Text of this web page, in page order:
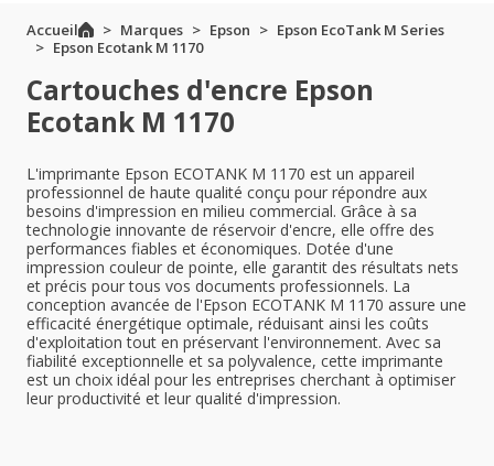
Accueil Marques Epson
Epson EcoTank M Series
Epson Ecotank M 1170
Cartouches d'encre Epson
Ecotank M 1170
L'imprimante Epson ECOTANK M 1170 est un appareil
professionnel de haute qualité conçu pour répondre aux
besoins d'impression en milieu commercial. Grâce à sa
technologie innovante de réservoir d'encre, elle offre des
performances fiables et économiques. Dotée d'une
impression couleur de pointe, elle garantit des résultats nets
et précis pour tous vos documents professionnels. La
conception avancée de l'Epson ECOTANK M 1170 assure une
efficacité énergétique optimale, réduisant ainsi les coûts
d'exploitation tout en préservant l'environnement. Avec sa
fiabilité exceptionnelle et sa polyvalence, cette imprimante
est un choix idéal pour les entreprises cherchant à optimiser
leur productivité et leur qualité d'impression.